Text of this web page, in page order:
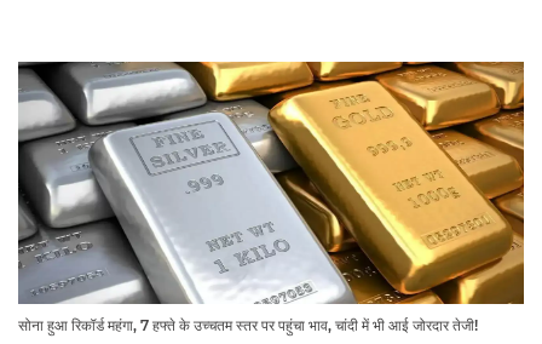
सोना हुआ रिकॉर्ड महंगा, 7 हफ्ते के उच्चतम स्तर पर पहुंचा भाव, चांदी में भी आई जोरदार तेजी!